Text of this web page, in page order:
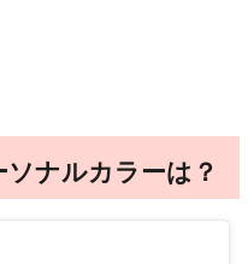
ナルカラーは？